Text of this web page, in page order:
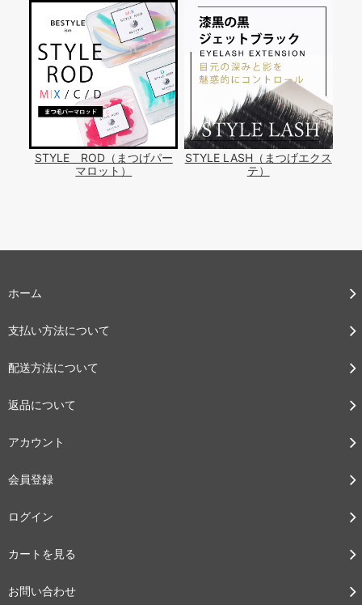
STYLE ROD（まつげパー
マロット）
STYLE LASH（まつげエクス
テ）
ホーム
支払い方法について
配送方法について
返品について
アカウント
会員登録
ログイン
カートを見る
お問い合わせ